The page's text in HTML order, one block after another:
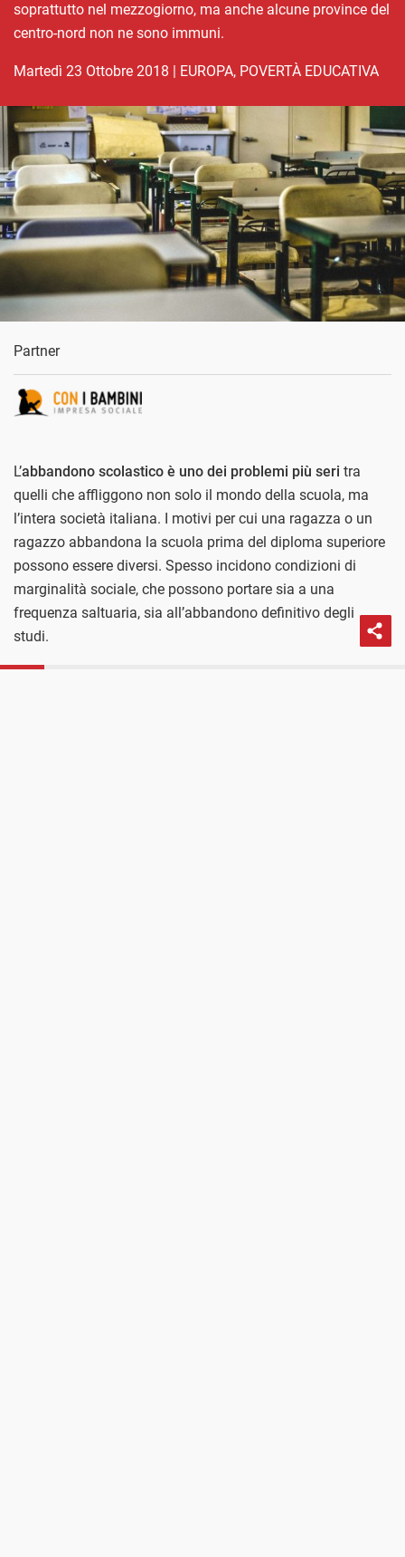
soprattutto nel mezzogiorno, ma anche alcune province del
centro-nord non ne sono immuni.
martedì 23 Ottobre 2018 EUROPA, POVERTÀ EDUCATIVA
Partner
L’abbandono scolastico è uno dei problemi più seri tra
quelli che affliggono non solo il mondo della scuola, ma
l’intera società italiana. I motivi per cui una ragazza o un
ragazzo abbandona la scuola prima del diploma superiore
possono essere diversi. Spesso incidono condizioni di
marginalità sociale, che possono portare sia a una
frequenza saltuaria, sia all’abbandono definitivo degli
studi.